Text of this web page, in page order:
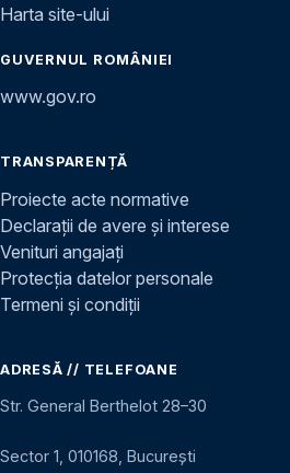
Harta site-ului
GUVERNUL ROMÂNIEI
www.gov.ro
TRANSPARENȚĂ
Proiecte acte normative
Declarații de avere și interese
Venituri angajați
Protecția datelor personale
Termeni și condiții
ADRESĂ // TELEFOANE
Str. General Berthelot 28–30
Sector 1, 010168, București